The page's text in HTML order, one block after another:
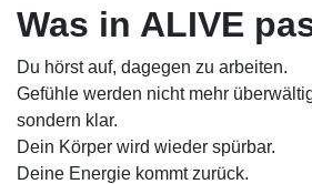
Was in ALIVE
Du hörst auf, dagegen zu arbeiten.
Gefühle werden nicht mehr
sondern klar.
Dein Körper wird wieder spürbar.
Deine Energie kommt zurück.